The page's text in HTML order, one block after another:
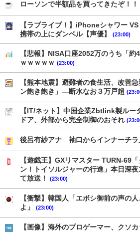
ローソンで半額品を買ってきたぞ！！
【ラブライブ！】iPhoneシャワー
携帯の上にダンベル【声優】
(23:00)
【悲報】NISA口座2052万のうち「約
ｗｗｗｗｗ (23:00)
【熊本地震】避難者の食生活、改善
ン飽き飽き」―断水なお３万戸超
【IT/ネット】中国企業Zbtlink製ルー
ドア、外部から完全制御のおそれ
後呂有紗アナ 袖口からインナーチラ
【遊戯王】GXリマスター TURN-69
ン！トイソルジャーの行進」本日深
て放送！
(23:00)
【衝撃】韓国人「エボシ御前の声の
よ」
(23:00)
【画像】海外のプロゲーマー、クソ